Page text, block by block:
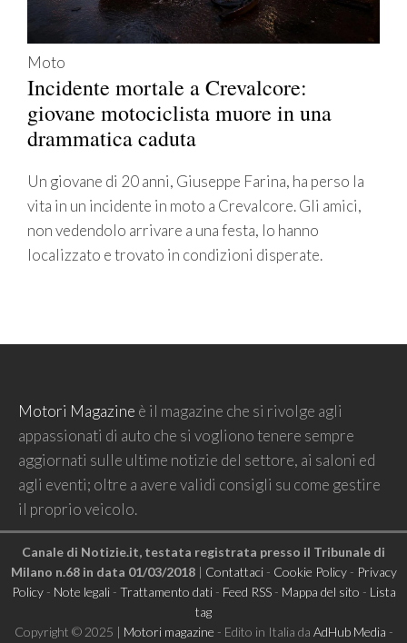
Moto
Incidente mortale a Crevalcore:
giovane motociclista muore in una
drammatica caduta
Un giovane di 20 anni, Giuseppe Farina, ha perso la
vita in un incidente in moto a Crevalcore. Gli amici,
non vedendolo arrivare a una festa, lo hanno
localizzato e trovato in condizioni disperate.
Motori Magazine è il magazine che si rivolge agli
appassionati di auto che si vogliono tenere sempre
aggiornati sulle ultime notizie del settore, ai saloni ed
agli eventi; oltre a avere validi consigli su come gestire
il proprio veicolo.
Canale di Notizie.it, testata registrata presso il Tribunale di
Milano n.68 in data 01/03/2018| Contattaci- Cookie Policy- Privacy
Policy- Note legali- Trattamento dati- Feed RSS- Mappa del sito - Lista
tag
Copyright © 2025 | Motori magazine - Edito in Italia da AdHub Media -